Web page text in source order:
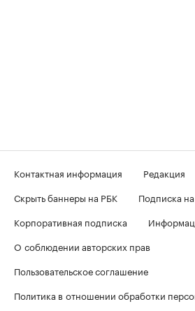
Контактная информация
Редакция
Скрыть баннеры на РБК
Подписка
Корпоративная подписка
О соблюдении авторских прав
Пользовательское соглашение
Политика в отношении обработки